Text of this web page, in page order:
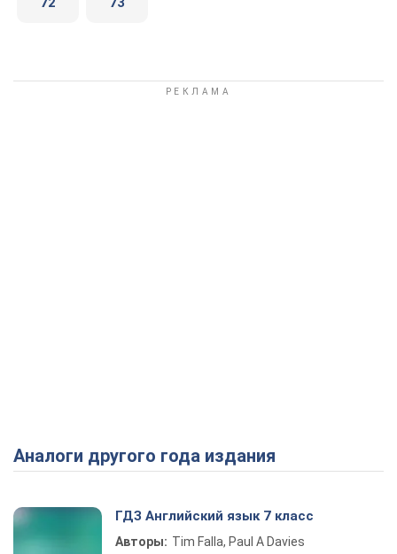
Аналоги другого года издания
ГДЗ Английский язык 7 класс
Авторы: Tim Falla, Paul A Davies